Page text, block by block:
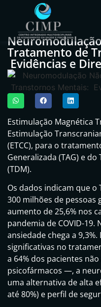
Tratamento de
Evidências e
Estimulação Magnética
Estimulação
(ETCC), para o
Generalizada (TAG) e
(TDM).
Os dados indicam que
300 milhões de pessoas
aumento de 25,6% nos
pandemia de COVID-19.
ansiedade chega a
significativas no
a 64% dos pacientes
psicofármacos —, a
uma alternativa de alta
até 80%) e perfil de